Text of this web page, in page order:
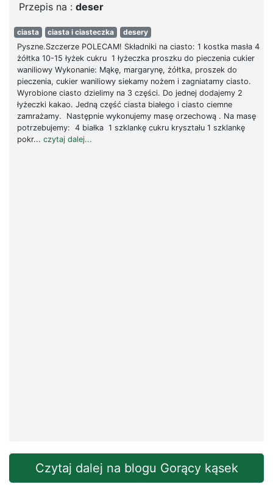
Przepis na : deser
ciasta ciasta i ciasteczka
desery
Pyszne.Szczerze POLECAM! Składniki na ciasto: 1 kostka masła 4
żółtka 10-15 łyżek cukru 1 łyżeczka proszku do pieczenia cukier
waniliowy Wykonanie: Mąkę, margarynę, żółtka, proszek do
pieczenia, cukier waniliowy siekamy nożem i zagniatamy ciasto.
Wyrobione ciasto dzielimy na 3 części. Do jednej dodajemy 2
łyżeczki kakao. Jedną część ciasta białego i ciasto ciemne
zamrażamy. Następnie wykonujemy masę orzechową . Na masę
potrzebujemy: 4 białka 1 szklankę cukru kryształu 1 szklankę
pokr... czytaj dalej...
Czytaj dalej na blogu Gorący kąsek